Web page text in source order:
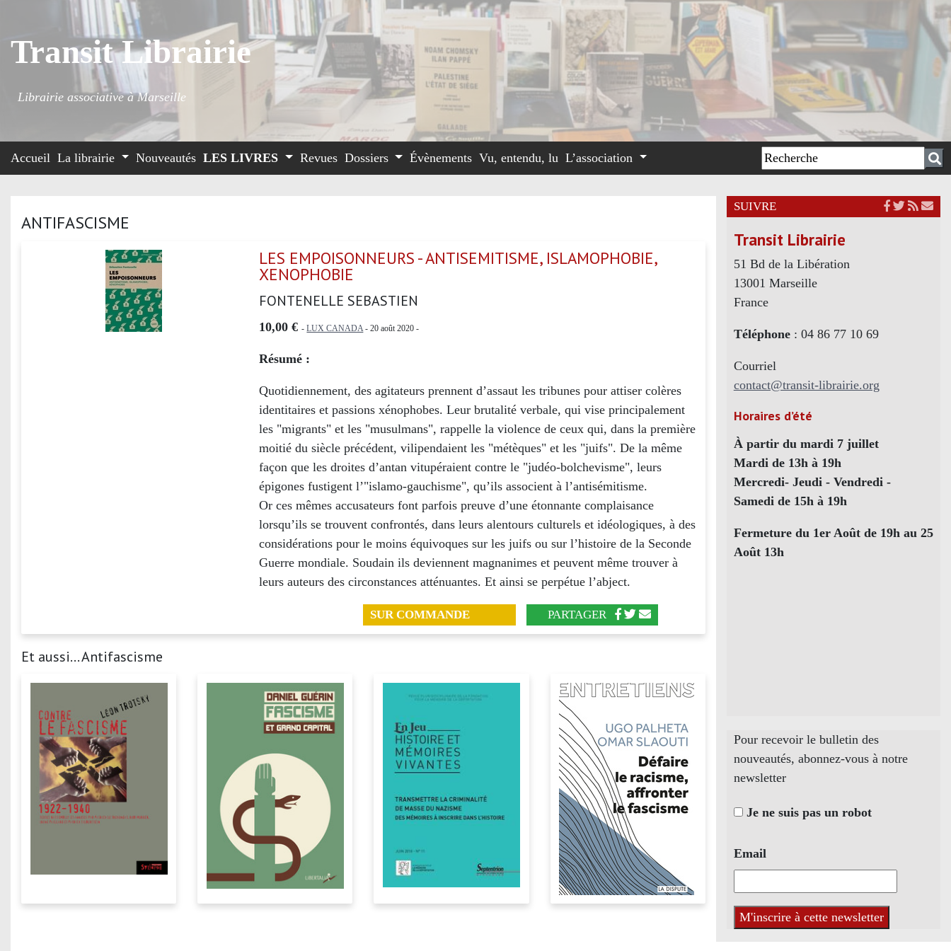
Transit Librairie
Librairie associative à Marseille
Accueil La librairie Nouveautés LES LIVRES Revues Dossiers Évènements Vu, entendu, lu L’association
ANTIFASCISME
LES EMPOISONNEURS - ANTISEMITISME, ISLAMOPHOBIE,
XENOPHOBIE
FONTENELLE SEBASTIEN
10,00 € -LUX CANADA - 20 août 2020 -
Résumé :
Quotidiennement, des agitateurs prennent d’assaut les tribunes pour attiser colères
identitaires et passions xénophobes. Leur brutalité verbale, qui vise principalement
les "migrants" et les "musulmans", rappelle la violence de ceux qui, dans la première
moitié du siècle précédent, vilipendaient les "métèques" et les "juifs". De la même
façon que les droites d’antan vitupéraient contre le "judéo-bolchevisme", leurs
épigones fustigent l’"islamo-gauchisme", qu’ils associent à l’antisémitisme.
Or ces mêmes accusateurs font parfois preuve d’une étonnante complaisance
lorsqu’ils se trouvent confrontés, dans leurs alentours culturels et idéologiques, à des
considérations pour le moins équivoques sur les juifs ou sur l’histoire de la Seconde
Guerre mondiale. Soudain ils deviennent magnanimes et peuvent même trouver à
leurs auteurs des circonstances atténuantes. Et ainsi se perpétue l’abject.
SUR COMMANDE PARTAGER
Et aussi... Antifascisme
SUIVRE
Transit Librairie
51 Bd de la Libération
13001 Marseille
France
Téléphone: 04 86 77 10 69
Courriel
contact@transit-librairie.org
Horaires d’été
À partir du mardi 7 juillet
Mardi de 13h à 19h
Mercredi- Jeudi - Vendredi -
Samedi de 15h à 19h
Fermeture du 1er Août de 19h au 25
Août 13h
Pour recevoir le bulletin des
nouveautés, abonnez-vous à notre
newsletter
Je ne suis pas un robot
Email